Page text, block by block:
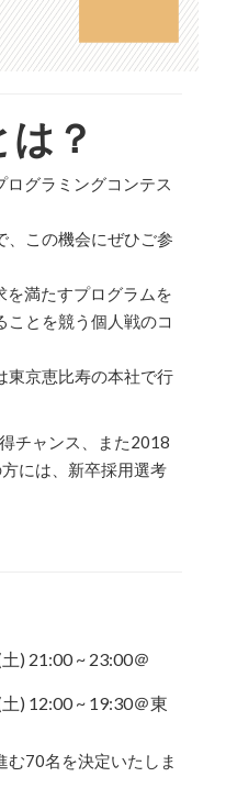
？
ログラミングコンテス
、この機会にぜひご参
を満たすプログラムを
ことを競う個人戦のコ
東京恵比寿の本社で行
チャンス、また2018
には、新卒採用選考
) 21:00 ~ 23:00＠
) 12:00 ~ 19:30＠東
む70名を決定いたしま